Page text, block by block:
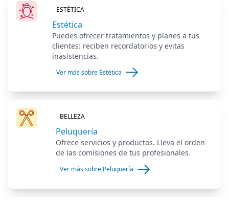
ESTÉTICA
Estética
Puedes ofrecer tratamientos y planes a tus
clientes: reciben recordatorios y evitas
inasistencias.
Ver más sobre Estética
BELLEZA
Peluquería
Ofrece servicios y productos. Lleva el orden
de las comisiones de tus profesionales.
Ver más sobre Peluquería